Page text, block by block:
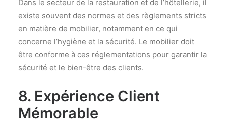
Dans le secteur de la restauration et de l’hôtellerie, il
existe souvent des normes et des règlements stricts
en matière de mobilier, notamment en ce qui
concerne l’hygiène et la sécurité. Le mobilier doit
être conforme à ces réglementations pour garantir la
sécurité et le bien-être des clients.
8. Expérience Client
Mémorable